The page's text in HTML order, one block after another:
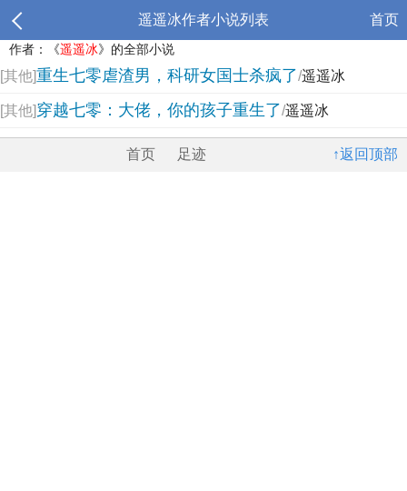
遥遥冰作者小说列表 首页
作者：《遥遥冰》的全部小说
[其他]重生七零虐渣男，科研女国士杀疯了/遥遥冰
[其他]穿越七零：大佬，你的孩子重生了/遥遥冰
↑返回顶部
首页 足迹